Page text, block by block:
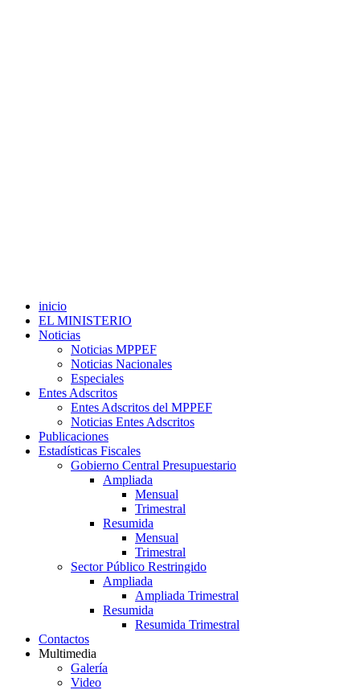
inicio
EL MINISTERIO
Noticias
Noticias MPPEF
Noticias Nacionales
Especiales
Entes Adscritos
Entes Adscritos del MPPEF
Noticias Entes Adscritos
Publicaciones
Estadísticas Fiscales
Gobierno Central Presupuestario
Ampliada
Mensual
Trimestral
Resumida
Mensual
Trimestral
Sector Público Restringido
Ampliada
Ampliada Trimestral
Resumida
Resumida Trimestral
Contactos
Multimedia
Galería
Video